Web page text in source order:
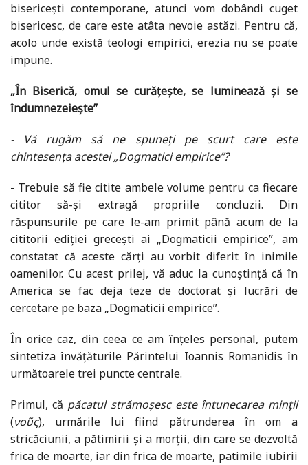
bisericești contemporane, atunci vom dobândi cuget
bisericesc, de care este atâta nevoie astăzi. Pentru că,
acolo unde există teologi empirici, erezia nu se poate
impune.
„În Biserică, omul se curățește, se luminează și se
îndumnezeiește”
- Vă rugăm să ne spuneți pe scurt care este
chintesența acestei „Dogmatici empirice”?
- Trebuie să fie citite ambele volume pentru ca fiecare
cititor să-și extragă propriile concluzii. Din
răspunsurile pe care le-am primit până acum de la
cititorii ediției grecești ai „Dogmaticii empirice”, am
constatat că aceste cărți au vorbit diferit în inimile
oamenilor. Cu acest prilej, vă aduc la cunoștință că în
America se fac deja teze de doctorat și lucrări de
cercetare pe baza „Dogmaticii empirice”.
În orice caz, din ceea ce am înțeles personal, putem
sintetiza învățăturile Părintelui Ioannis Romanidis în
următoarele trei puncte centrale.
Primul, că păcatul strămoșesc este întunecarea minții
(νοῦς), urmările lui fiind pătrunderea în om a
stricăciunii, a pătimirii și a morții, din care se dezvoltă
frica de moarte, iar din frica de moarte, patimile iubirii